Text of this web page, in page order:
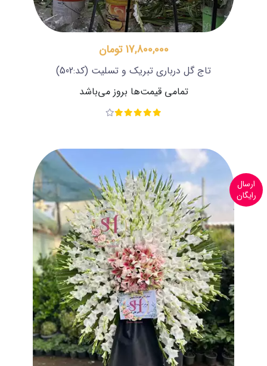
17,800,000 تومان
تاج گل درباری تبریک و تسلیت (کد:502)
تمامی قیمت‌ها بروز می‌باشد
ارسال
رایگان